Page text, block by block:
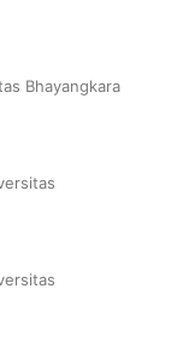
Bhayangkara